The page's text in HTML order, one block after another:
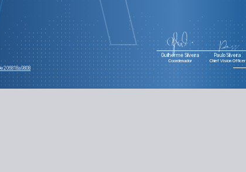
Guilherme Silveira
Coordenador
Paulo Silveira
Chief Vision Officer